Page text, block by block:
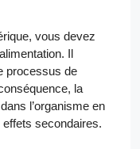
vous devez
Il
processus de
la
l’organisme en
secondaires.